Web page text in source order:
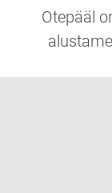
Otepääl